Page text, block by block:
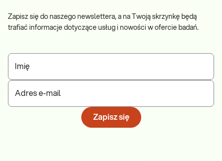
Zapisz się do naszego newslettera, a na Twoją skrzynkę będą
trafiać informacje dotyczące usług i nowości w ofercie badań.
Imię
Adres e-mail
Zapisz się